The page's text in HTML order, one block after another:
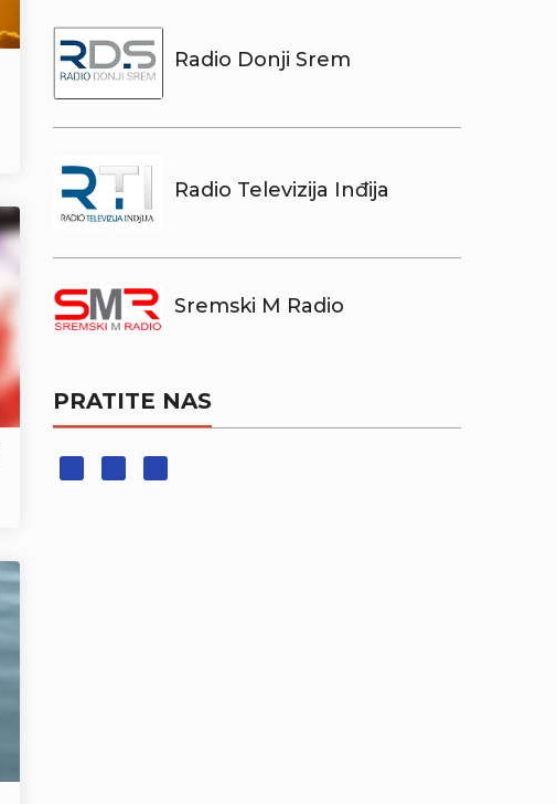
Radio Donji Srem
Radio Televizija Inđija
Sremski M Radio
PRATITE NAS